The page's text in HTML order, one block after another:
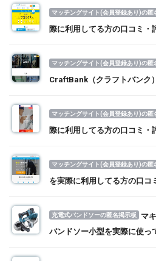
マッチングサイト(会員登録あり)の匿
際に利用してる方の口コミ・
マッチングサイト(会員登録あり)の匿
CraftBank（クラフトバンク
マッチングサイト(会員登録あり)の匿
際に利用してる方の口コミ・
マッチングサイト(会員登録あり)の匿
を実際に利用してる方の口コ
充電式バンドソーの匿名掲示板
マ
バンドソー小型を実際に使っ